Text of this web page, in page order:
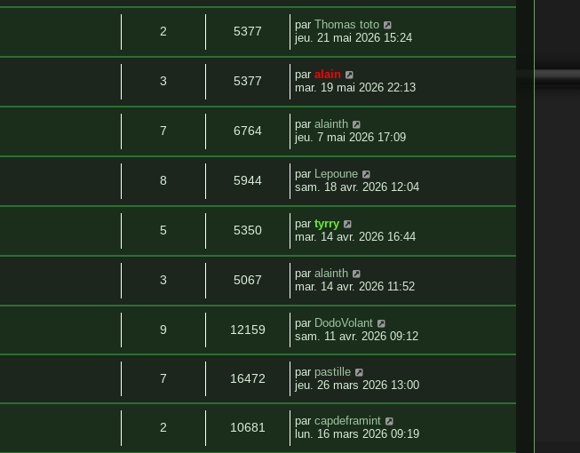
2 5377 par Thomas toto
jeu. 21 mai 2026 15:24
3 5377 par alain
mar. 19 mai 2026 22:13
7 6764 par alainth
jeu. 7 mai 2026 17:09
8 5944 par
Lepoune
sam. 18 avr. 2026 12:04
5 5350 par tyrry
mar. 14 avr. 2026 16:44
3 5067 par alainth
mar. 14 avr. 2026 11:52
9 12159 par DodoVolant
sam. 11 avr. 2026 09:12
7 16472 par pastille
jeu. 26 mars 2026 13:00
2 10681 par capdeframint
lun. 16 mars 2026 09:19